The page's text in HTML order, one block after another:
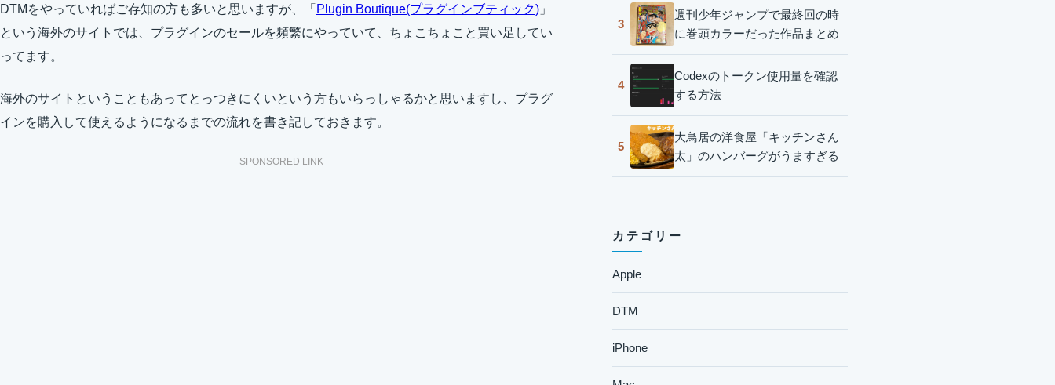
DTMをやっていればご存知の方も多いと思いますが、「 Plugin Boutique(プラグインブティック) 」
という海外のサイトでは、プラグインのセールを頻繁にやっていて、ちょこちょこと買い足してい
ってます。
海外のサイトということもあってとっつきにくいという方もいらっしゃるかと思いますし、プラグ
インを購入して使えるようになるまでの流れを書き記しておきます。
SPONSORED LINK
3
週刊少年ジャンプで最終回の時
に巻頭カラーだった作品まとめ
4
Codexのトークン使用量を確認
する方法
5
大鳥居の洋食屋「キッチンさん
太」のハンバーグがうますぎる
カテゴリー
Apple
DTM
iPhone